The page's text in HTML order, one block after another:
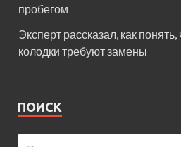
пробегом
Эксперт рассказал, как
колодки требуют замены
ПОИСК